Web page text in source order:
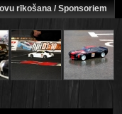
rīkošana / Sponsoriem